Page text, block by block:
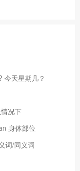
天星期几？
况下
身体部位
词/同义词